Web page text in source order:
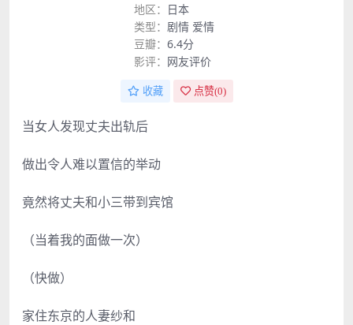
地区： 日本
类型： 剧情 爱情
豆瓣： 6.4分
影评： 网友评价
收藏 点赞(0)
当女人发现丈夫出轨后
做出令人难以置信的举动
竟然将丈夫和小三带到宾馆
（当着我的面做一次）
（快做）
家住东京的人妻纱和